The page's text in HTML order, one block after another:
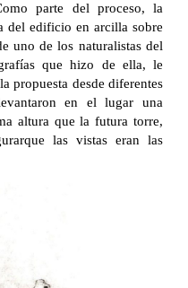
parte del proceso, la
del edificio en arcilla sobre
uno de los naturalistas del
que hizo de ella, le
propuesta desde diferentes
en el lugar una
altura que la futura torre,
las vistas eran las